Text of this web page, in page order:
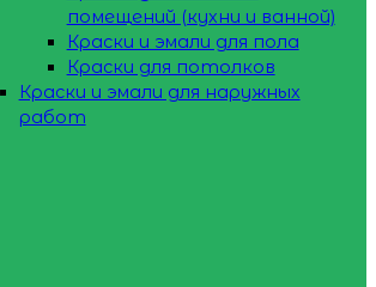
помещений (кухни и ванной)
Краски и эмали для пола
Краски для потолков
Краски и эмали для наружных
работ